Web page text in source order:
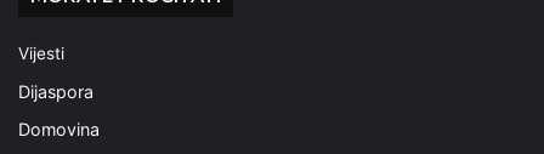
Vijesti
Dijaspora
Domovina